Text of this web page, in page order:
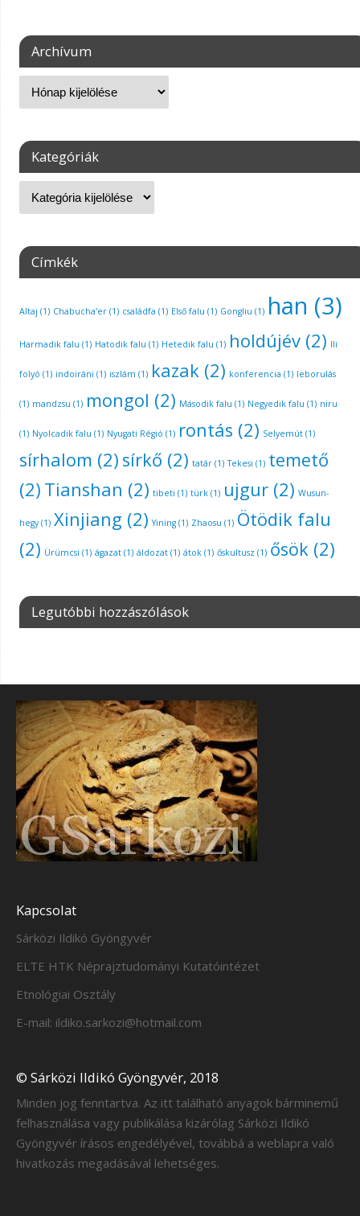
Archívum
Kategóriák
Címkék
Altaj (1) Chabucha'er(1) családfa (1) Első falu (1) Gongliu (1) han (3)
Harmadik falu (1) Hatodik falu (1) Hetedik falu (1) holdújév(2) Ili
folyó (1) indoiráni (1) iszlám (1) kazak(2) konferencia (1) leborulás
(1) mandzsu (1) mongol (2) Második falu (1) Negyedik falu (1) niru
(1) Nyolcadik falu (1) Nyugati Régió (1) rontás (2) Selyemút(1)
sírhalom (2) sírkő (2) tatár(1) Tekesi (1) temető
(2) Tianshan (2) tibeti (1) türk(1) ujgur(2) Wusun-
hegy(1) Xinjiang (2) Yining(1) Zhaosu (1) Ötödik falu
(2) Ürümcsi (1) ágazat(1) áldozat(1) átok(1) őskultusz (1) ősök(2)
Legutóbbi hozzászólások
Kapcsolat
Sárközi Ildikó Gyöngyvér
ELTE HTK Néprajztudományi Kutatóintézet
Etnológiai Osztály
E-mail: ildiko.sarkozi@hotmail.com
© Sárközi Ildikó Gyöngyvér, 2018
Minden jog fenntartva. Az itt található anyagok bárminemű
felhasználása vagy publikálása kizárólag Sárközi Ildikó
Gyöngyvér írásos engedélyével, továbbá a weblapra való
hivatkozás megadásával lehetséges.